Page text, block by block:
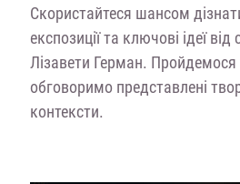
Скористайтеся шансом
експозиції та ключові ідеї
Лізавети Герман.
обговоримо представлені
контексти.